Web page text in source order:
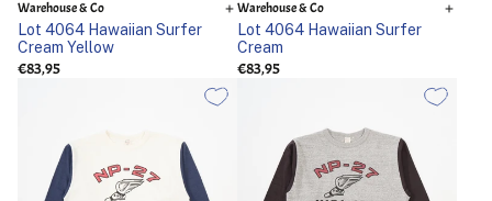
Warehouse & Co
Lot 4064 Hawaiian Surfer
Cream Yellow
€83,95
Warehouse & Co
Lot 4064 Hawaiian Surfer
Cream
€83,95